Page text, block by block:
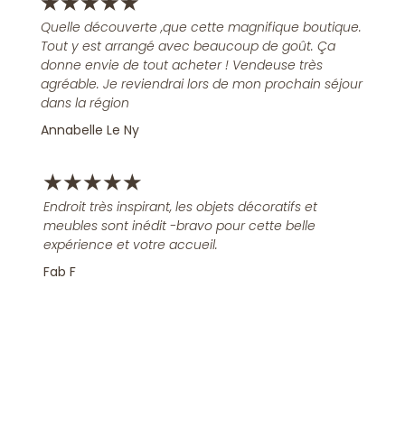
Quelle découverte ,que cette magnifique boutique.
Tout y est arrangé avec beaucoup de goût. Ça
donne envie de tout acheter ! Vendeuse très
agréable. Je reviendrai lors de mon prochain séjour
dans la région
Annabelle Le Ny
★★★★★
Endroit très inspirant, les objets décoratifs et
meubles sont inédit -bravo pour cette belle
expérience et votre accueil.
Fab F